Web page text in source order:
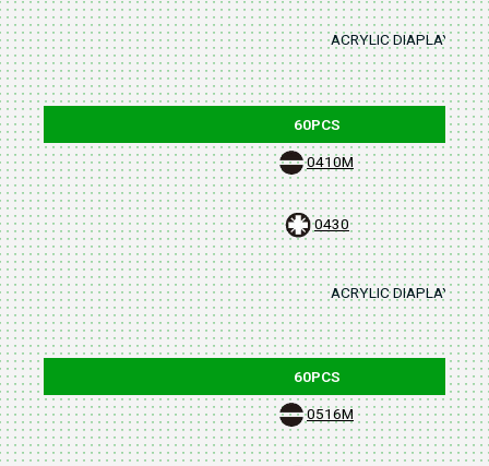
ACRYLIC DIAPLAY
60PCS
0410M
0430
ACRYLIC DIAPLAY
60PCS
0516M